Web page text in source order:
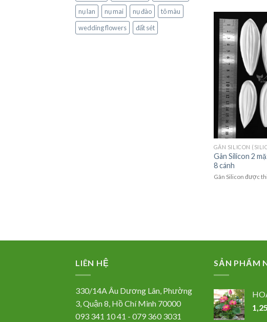
nụ lan
nụ mai nụ đào
tô màu
wedding flowers
đất sét
GÂN SILICON
Gân Silicon 2
8 cánh
Gân Silicon được
LIÊN HỆ
330/14A Âu Dương Lân, Phường
3, Quận 8, Hồ Chí Minh 70000
093 341 10 41 - 079 360 3031
SẢN PHẨM